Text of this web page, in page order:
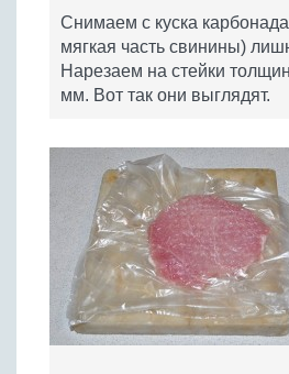
Снимаем с куска
мягкая часть свинины)
Нарезаем на стейки
мм. Вот так они выглядят.